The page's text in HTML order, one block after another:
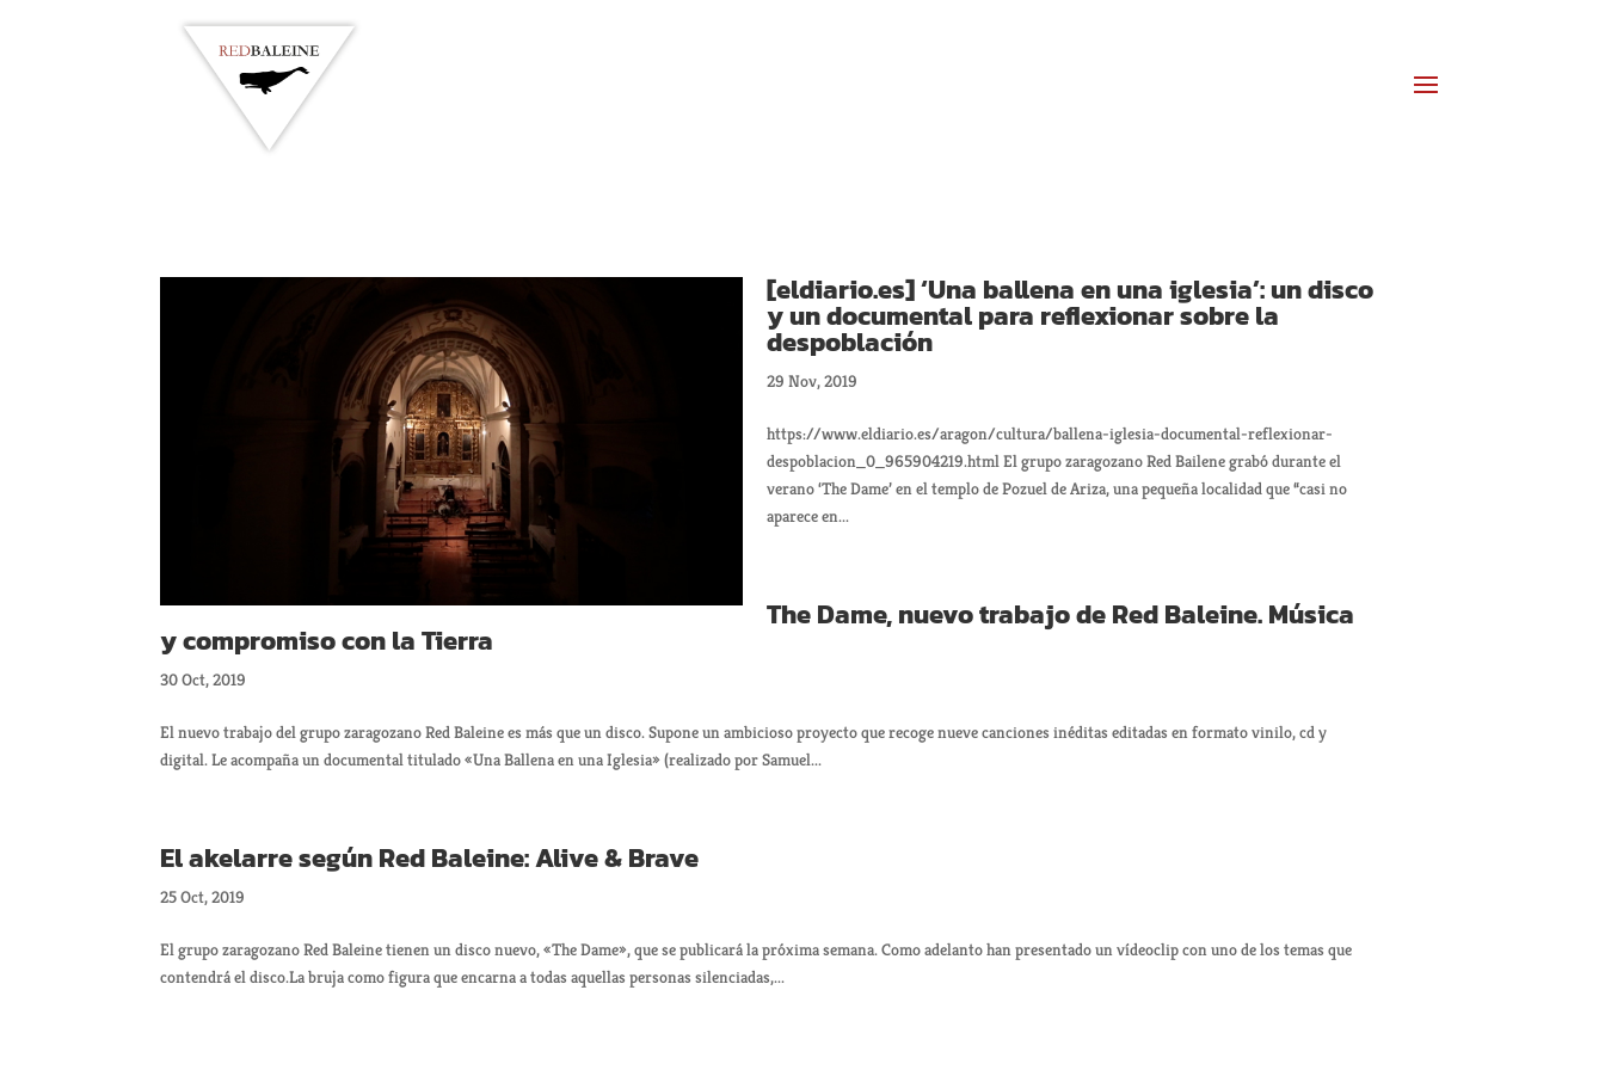
[eldiario.es] ‘Una ballena en una iglesia’: un disco
y un documental para reflexionar sobre la
despoblación
29 Nov, 2019
https://www.eldiario.es/aragon/cultura/ballena-iglesia-documental-reflexionar-
despoblacion_0_965904219.html El grupo zaragozano Red Bailene grabó durante el
verano ‘The Dame’ en el templo de Pozuel de Ariza, una pequeña localidad que “casi no
aparece en...
The Dame, nuevo trabajo de Red Baleine. Música
y compromiso con la Tierra
30 Oct, 2019
El nuevo trabajo del grupo zaragozano Red Baleine es más que un disco. Supone un ambicioso proyecto que recoge nueve canciones inéditas editadas en formato vinilo, cd y
digital. Le acompaña un documental titulado «Una Ballena en una Iglesia» (realizado por Samuel...
El akelarre según Red Baleine: Alive & Brave
25 Oct, 2019
El grupo zaragozano Red Baleine tienen un disco nuevo, «The Dame», que se publicará la próxima semana. Como adelanto han presentado un vídeoclip con uno de los temas que
contendrá el disco.La bruja como figura que encarna a todas aquellas personas silenciadas,...